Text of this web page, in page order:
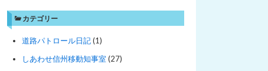
カテゴリー
道路パトロール日記(1)
しあわせ信州移動知事室(27)